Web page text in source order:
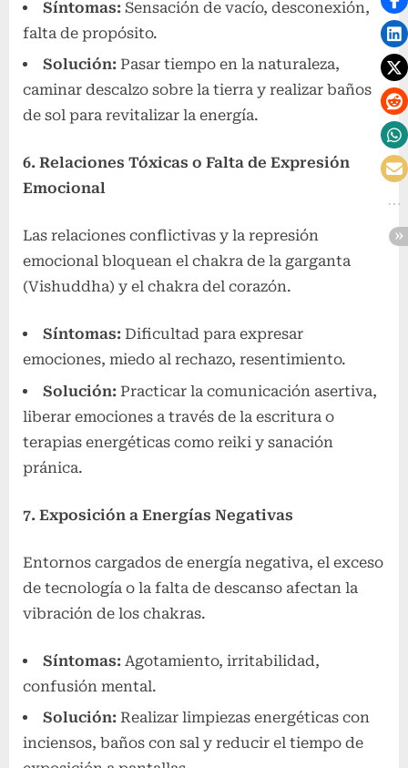
Síntomas: Sensación de vacío, desconexión,
falta de propósito.
Solución: Pasar tiempo en la naturaleza,
caminar descalzo sobre la tierra y realizar baños
de sol para revitalizar la energía.
6. Relaciones Tóxicas o Falta de Expresión
Emocional
Las relaciones conflictivas y la represión
emocional bloquean el chakra de la garganta
(Vishuddha) y el chakra del corazón.
Síntomas: Dificultad para expresar
emociones, miedo al rechazo, resentimiento.
Solución: Practicar la comunicación asertiva,
liberar emociones a través de la escritura o
terapias energéticas como reiki y sanación
pránica.
7. Exposición a Energías Negativas
Entornos cargados de energía negativa, el exceso
de tecnología o la falta de descanso afectan la
vibración de los chakras.
Síntomas: Agotamiento, irritabilidad,
confusión mental.
Solución: Realizar limpiezas energéticas con
inciensos, baños con sal y reducir el tiempo de